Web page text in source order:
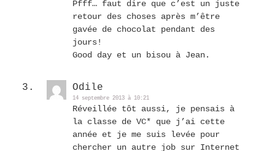
Pfff… faut dire que c’est un juste
retour des choses après m’être
gavée de chocolat pendant des
jours!
Good day et un bisou à Jean.
Odile
14 septembre 2013 à 10:21
Réveillée tôt aussi, je pensais à
la classe de VC* que j’ai cette
année et je me suis levée pour
chercher un autre job sur Internet